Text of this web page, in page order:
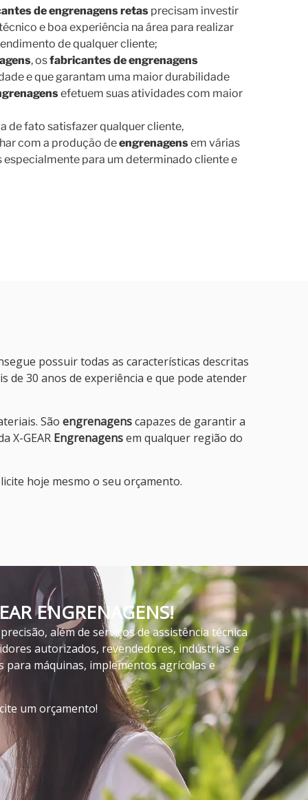
de engrenagens retas precisam investir
e boa experiência na área para realizar
de qualquer cliente;
, osfabricantes de engrenagens
e que garantam uma maior durabilidade
efetuem suas atividades com maior
de fato satisfazer qualquer cliente,
com a produção deengrenagensem várias
para um determinado cliente e
possuir todas as características descritas
de 30 anos de experiência e que pode atender
São engrenagenscapazes de garantir a
X-GEAR Engrenagensem qualquer região do
hoje mesmo o seu orçamento.
ENGRENAGENS!
além de serviços de assistência técnica
autorizados, revendedores, indústrias e
para máquinas, implementos agrícolas e
um orçamento!